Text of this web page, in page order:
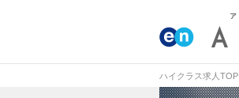
ハイクラス求人TOP